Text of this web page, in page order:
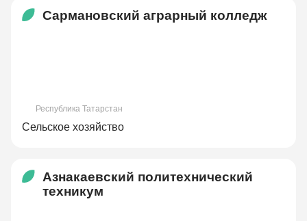
Сармановский аграрный колледж
Республика Татарстан
Сельское хозяйство
Азнакаевский политехнический
техникум